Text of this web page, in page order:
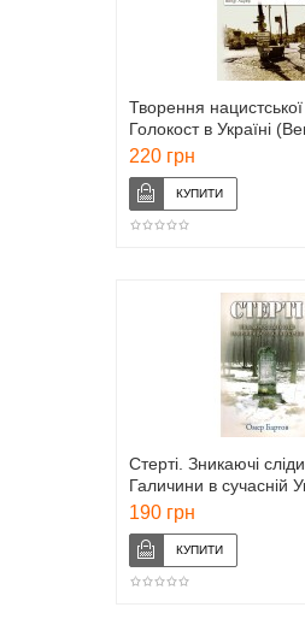
Творення нацистської
Голокост в Україні
220 грн
Стерті. Зникаючі
Галичини в сучасній
Бартов)
190 грн